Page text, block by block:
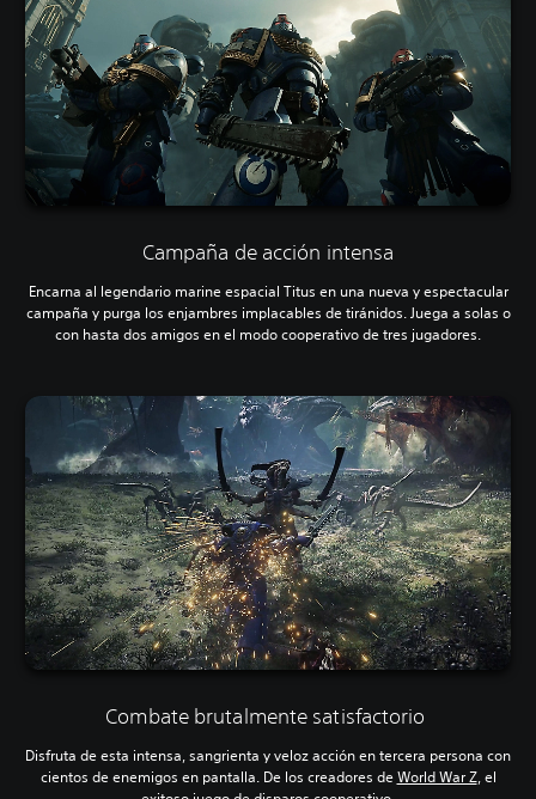
Campaña de acción intensa
Encarna al legendario marine espacial Titus en una nueva y espectacular
campaña y purga los enjambres implacables de tiránidos. Juega a solas o
con hasta dos amigos en el modo cooperativo de tres jugadores.
Combate brutalmente satisfactorio
Disfruta de esta intensa, sangrienta y veloz acción en tercera persona con
cientos de enemigos en pantalla. De los creadores deWorld War Z, el